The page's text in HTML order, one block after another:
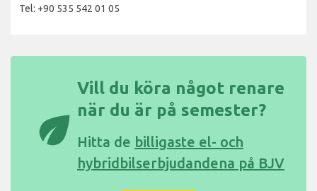
Tel: +90 535 542 01 05
eco
Vill du köra något renare
när du är på semester?
Hitta de billigaste el- och
hybridbilserbjudandena på BJV